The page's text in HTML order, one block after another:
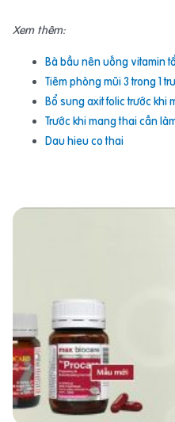
Xem thêm:
Bà bầu nên uống vitamin
Tiêm phòng mũi 3 trong 1
Bổ sung axit folic trước khi
Trước khi mang thai cần
Dau hieu co thai